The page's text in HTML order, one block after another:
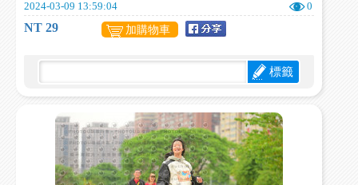
2024-03-09 13:59:04 0
NT 29 加購物車
標籤